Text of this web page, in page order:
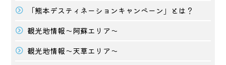
「熊本デスティネーションキャンペーン」とは？
観光地情報～阿蘇エリア～
観光地情報～天草エリア～